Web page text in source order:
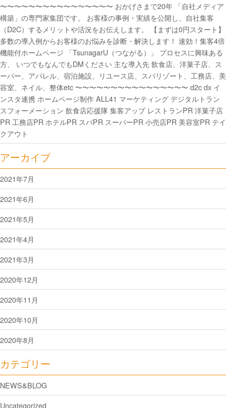
〜〜〜〜〜〜〜〜〜〜〜〜〜〜〜〜 おかげさまで20年 「自社メディア
構築」の専門家集団です。 お客様の事例・実績を公開し、自社集客
（D2C）するメリットや活況をお伝えします。 【まずは0円スタート】
多数の導入例からお客様のお悩みを診断・解決します！ 速効！集客4倍
機能付ホームページ 「TsunagarU（つながる）」 プロセスに興味ある
方、 いつでもなんでもDMください 主な導入先 飲食店、洋菓子店、ス
ーパー、アパレル、宿泊施設、リユース店、スパリゾート、工務店、美
容室、ネイル、整体etc 〜〜〜〜〜〜〜〜〜〜〜〜〜〜〜〜 d2c dx イ
ンスタ連携 ホームページ制作 ALL41 マーケティング デジタルトラン
スフォーメーション 飲食店応援隊 集客アップ レストランPR 洋菓子店
PR 工務店PR ホテルPR スパPR スーパーPR 小売店PR 美容室PR テイ
クアウト
アーカイブ
2021年7月
2021年6月
2021年5月
2021年4月
2021年3月
2020年12月
2020年11月
2020年10月
2020年8月
カテゴリー
NEWS&BLOG
Uncategorized